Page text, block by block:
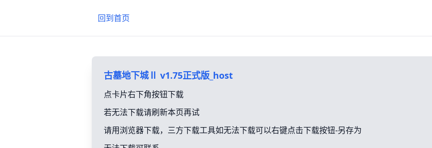
回到首页
古墓地下城Ⅱ v1.75正式版_host
点卡片右下角按钮下载
若无法下载请刷新本页再试
请用浏览器下载，三方下载工具如无法下载可以右键点击下载按钮-另存为